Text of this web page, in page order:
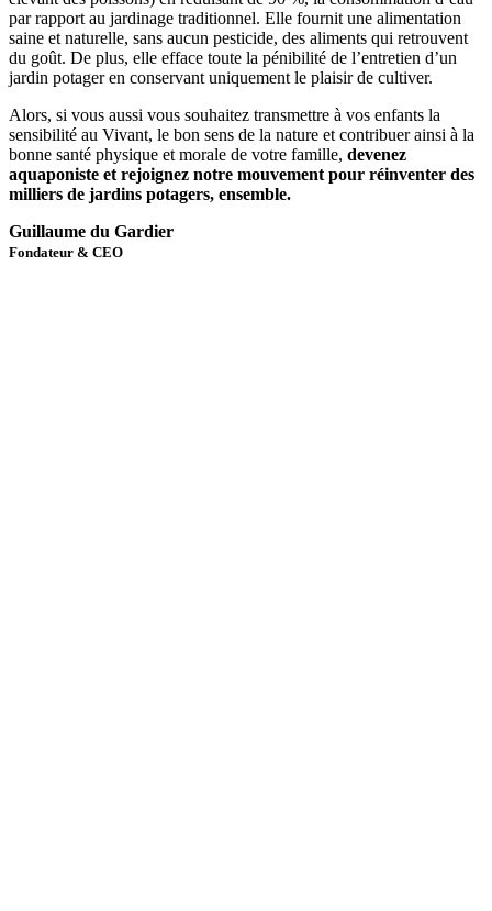
par rapport au jardinage traditionnel. Elle fournit une alimentation
saine et naturelle, sans aucun pesticide, des aliments qui retrouvent
du goût. De plus, elle efface toute la pénibilité de l’entretien d’un
jardin potager en conservant uniquement le plaisir de cultiver.
Alors, si vous aussi vous souhaitez transmettre à vos enfants la
sensibilité au Vivant, le bon sens de la nature et contribuer ainsi à la
bonne santé physique et morale de votre famille, devenez
aquaponiste et rejoignez notre mouvement pour réinventer des
milliers de jardins potagers, ensemble.
Guillaume du Gardier
Fondateur & CEO